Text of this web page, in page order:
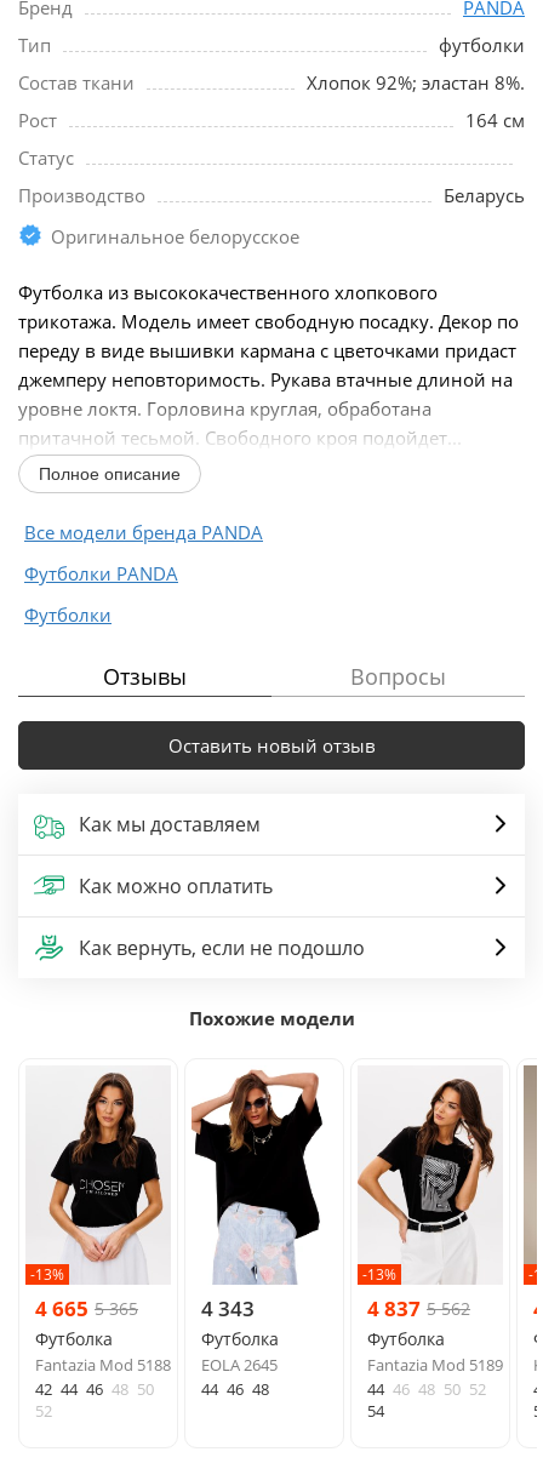
Бренд
PANDA
Тип
футболки
Состав ткани
Хлопок 92%; эластан 8%.
Рост
164 см
Статус
Производство
Беларусь
Оригинальное белорусское
Футболка из высококачественного хлопкового
трикотажа. Модель имеет свободную посадку. Декор по
переду в виде вышивки кармана с цветочками придаст
джемперу неповторимость. Рукава втачные длиной на
уровне локтя. Горловина круглая, обработана
притачной тесьмой. Свободного кроя подойдет...
Полное описание
Все модели бренда PANDA
Футболки PANDA
Футболки
Отзывы Вопросы
Оставить новый отзыв
Как мы доставляем
Как можно оплатить
Как вернуть, если не подошло
Похожие модели
-13%
4 665 5 365
Футболка
Fantazia Mod 5188
42 44 46 48 50
52
4 343
Футболка
EOLA 2645
44 46 48
-13%
4 837 5 562
Футболка
Fantazia Mod 5189
44 46 48 50 52
54
-